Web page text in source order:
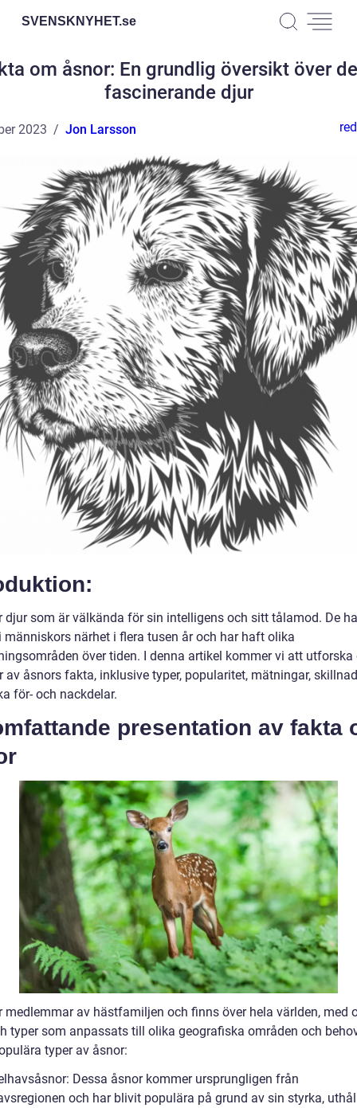
SVENSKNYHET.se
om åsnor: En grundlig översikt över
fascinerande djur
2023 Jon Larsson
djur som är välkända för sin intelligens och sitt tålamod. De
närhet i flera tusen år och har haft olika
över tiden. I denna artikel kommer vi att utforska
av åsnors fakta, inklusive typer, popularitet, mätningar,
för- och nackdelar.
presentation av fakta
medlemmar av hästfamiljen och finns över hela världen, med
typer som anpassats till olika geografiska områden och
typer av åsnor:
Dessa åsnor kommer ursprungligen från
och har blivit populära på grund av sin styrka,